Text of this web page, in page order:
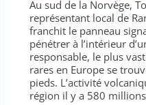
Au sud de la Norvège,
représentant local de
franchit le panneau
pénétrer à l’intérieur
responsable, le plus
rares en Europe se
pieds. L’activité
région il y a 580